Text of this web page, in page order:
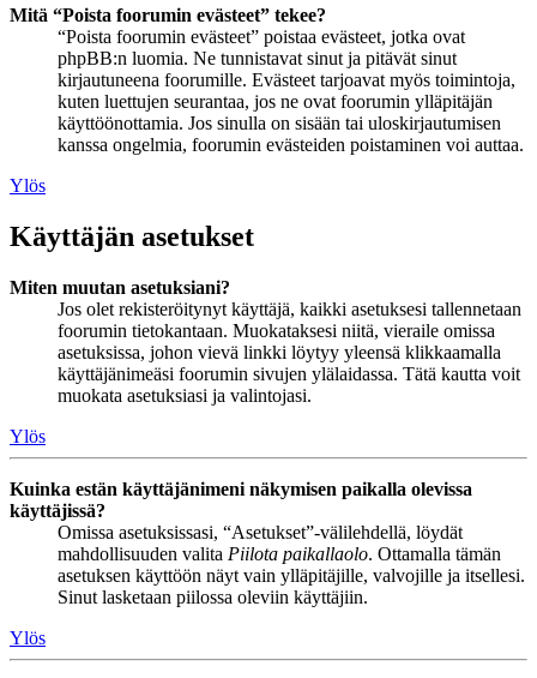
Mitä “Poista foorumin evästeet” tekee?
“Poista foorumin evästeet” poistaa evästeet, jotka ovat
phpBB:n luomia. Ne tunnistavat sinut ja pitävät sinut
kirjautuneena foorumille. Evästeet tarjoavat myös toimintoja,
kuten luettujen seurantaa, jos ne ovat foorumin ylläpitäjän
käyttöönottamia. Jos sinulla on sisään tai uloskirjautumisen
kanssa ongelmia, foorumin evästeiden poistaminen voi auttaa.
Ylös
Käyttäjän asetukset
Miten muutan asetuksiani?
Jos olet rekisteröitynyt käyttäjä, kaikki asetuksesi tallennetaan
foorumin tietokantaan. Muokataksesi niitä, vieraile omissa
asetuksissa, johon vievä linkki löytyy yleensä klikkaamalla
käyttäjänimeäsi foorumin sivujen ylälaidassa. Tätä kautta voit
muokata asetuksiasi ja valintojasi.
Ylös
Kuinka estän käyttäjänimeni näkymisen paikalla olevissa
käyttäjissä?
Omissa asetuksissasi, “Asetukset”-välilehdellä, löydät
mahdollisuuden valita Piilota paikallaolo. Ottamalla tämän
asetuksen käyttöön näyt vain ylläpitäjille, valvojille ja itsellesi.
Sinut lasketaan piilossa oleviin käyttäjiin.
Ylös